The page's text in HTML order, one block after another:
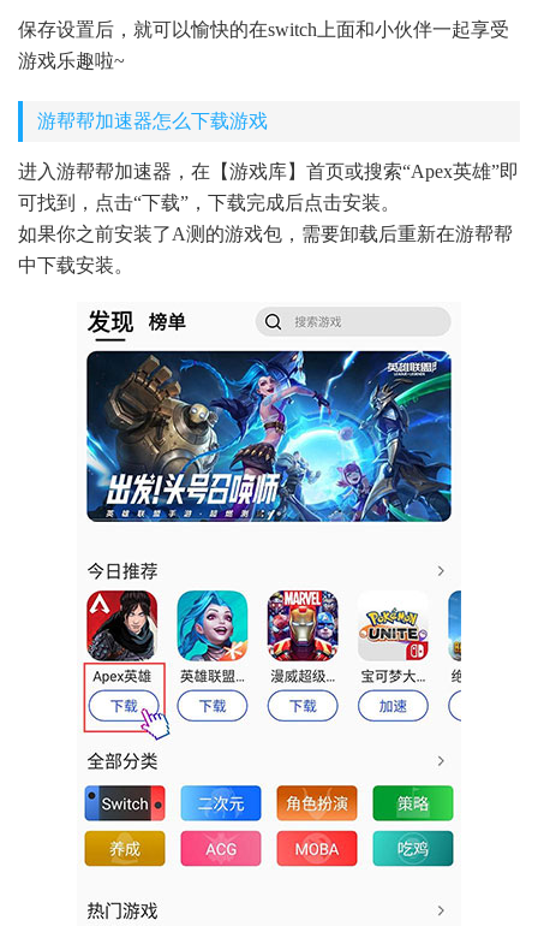
保存设置后，就可以愉快的在switch上面和小伙伴一起享受
游戏乐趣啦~
游帮帮加速器怎么下载游戏
进入游帮帮加速器，在【游戏库】首页或搜索“Apex英雄”即
可找到，点击“下载”，下载完成后点击安装。
如果你之前安装了A测的游戏包，需要卸载后重新在游帮帮
中下载安装。